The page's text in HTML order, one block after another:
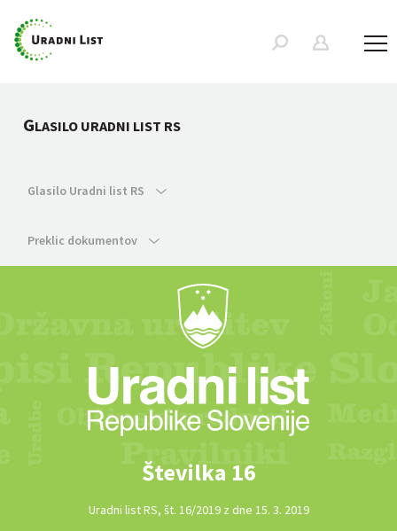
GLASILO URADNI LIST RS
Glasilo Uradni list RS
Preklic dokumentov
Številka 16
Uradni list RS, št. 16/2019 z dne 15. 3. 2019